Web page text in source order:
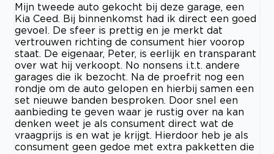
Mijn tweede auto gekocht bij deze garage, een
Kia Ceed. Bij binnenkomst had ik direct een goed
gevoel. De sfeer is prettig en je merkt dat
vertrouwen richting de consument hier voorop
staat. De eigenaar, Peter, is eerlijk en transparant
over wat hij verkoopt. No nonsens i.t.t. andere
garages die ik bezocht. Na de proefrit nog een
rondje om de auto gelopen en hierbij samen een
set nieuwe banden besproken. Door snel een
aanbieding te geven waar je rustig over na kan
denken weet je als consument direct wat de
vraagprijs is en wat je krijgt. Hierdoor heb je als
consument geen gedoe met extra pakketten die